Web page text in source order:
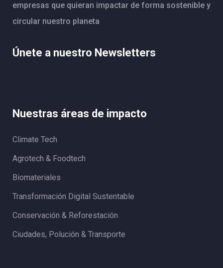
empresas que quieran impactar de forma sostenible y
circular nuestro planeta
Únete a nuestro Newsletters
Nuestras áreas de impacto
Climate Tech
Agrotech & Foodtech
Biomateriales
Transformación Digital Sustentable
Conservación & Reforestación
Ciudades, Polución & Transporte